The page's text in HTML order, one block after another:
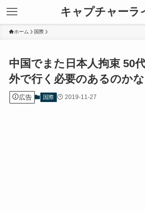
キャプチャーラ
ホーム 国際
中国でまた日本人拘束 50
外で行く必要のあるのかな
広告 国際 2019-11-27